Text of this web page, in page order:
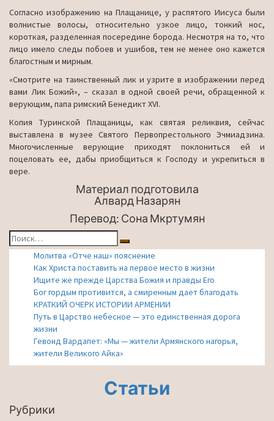
Согласно изображению на Плащанице, у распятого Иисуса были
волнистые волосы, относительно узкое лицо, тонкий нос,
короткая, разделенная посередине борода. Несмотря на то, что
лицо имело следы побоев и ушибов, тем не менее оно кажется
благостным и мирным.
«Смотрите на таинственный лик и узрите в изображении перед
вами Лик Божий», – сказал в одной своей речи, обращенной к
верующим, папа римский Бенедикт XVI.
Копия Туринской Плащаницы, как святая реликвия, сейчас
выставлена в музее Святого Первопрестольного Эчмиадзина.
Многочисленные верующие приходят поклониться ей и
поцеловать ее, дабы приобщиться к Господу и укрепиться в
вере.
Материал подготовила
Алвард Назарян
Перевод: Сона Мкртумян
Найти:
Поиск
Молитва «Отче наш» пояснение
Как Христа поставить на первое место в жизни
Ищите же прежде Царства Божия и правды Его
Бог гордым противится, а смиренным дает благодать
КРАТКИЙ ОЧЕРК ИСТОРИИ АРМЕНИИ
Путь в Царство небесное — это единственная дорога
жизни
Гевонд Вардапет: «Мы — жители Армянского нагорья,
жители Великого Айка»
Статьи
Рубрики